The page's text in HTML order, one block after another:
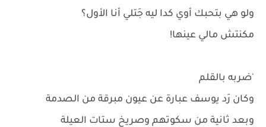
ولو هي بتحبك أوي كدا ليه جَتلي أنا الأول؟
مكنتش مالي عينها!
'ضربه بالقلم
وكان رَد يوسف عبارة عن عيون مبرقة من الصدمة
وبعد ثانية من سكوتهم وصريخ ستات العيلة